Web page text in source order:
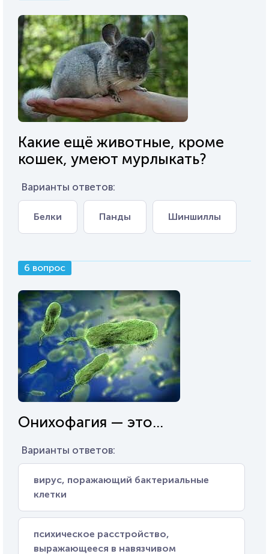
Какие ещё животные, кроме
кошек, умеют мурлыкать?
Варианты ответов:
Белки Панды Шиншиллы
6 вопрос
Онихофагия — это...
Варианты ответов:
вирус, поражающий бактериальные
клетки
психическое расстройство,
выражающееся в навязчивом